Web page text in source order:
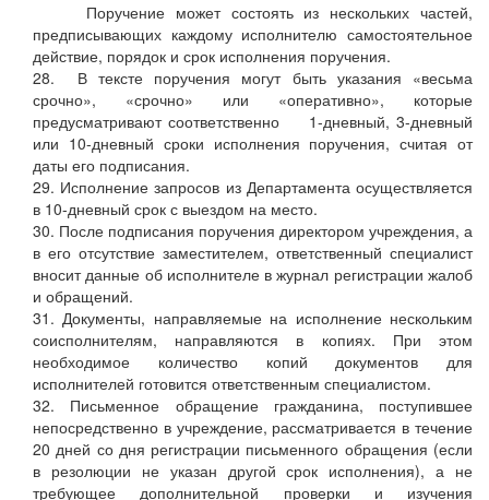
Поручение может состоять из нескольких частей,
предписывающих каждому исполнителю самостоятельное
действие, порядок и срок исполнения поручения.
28. В тексте поручения могут быть указания «весьма
срочно», «срочно» или «оперативно», которые
предусматривают соответственно 1-дневный, 3-дневный
или 10-дневный сроки исполнения поручения, считая от
даты его подписания.
29. Исполнение запросов из Департамента осуществляется
в 10-дневный срок с выездом на место.
30. После подписания поручения директором учреждения, а
в его отсутствие заместителем, ответственный специалист
вносит данные об исполнителе в журнал регистрации жалоб
и обращений.
31. Документы, направляемые на исполнение нескольким
соисполнителям, направляются в копиях. При этом
необходимое количество копий документов для
исполнителей готовится ответственным специалистом.
32. Письменное обращение гражданина, поступившее
непосредственно в учреждение, рассматривается в течение
20 дней со дня регистрации письменного обращения (если
в резолюции не указан другой срок исполнения), а не
требующее дополнительной проверки и изучения